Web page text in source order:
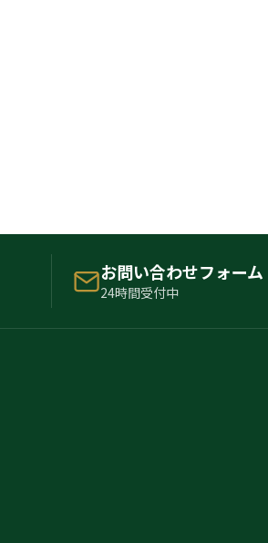
お問い合わせフォーム
24時間受付中